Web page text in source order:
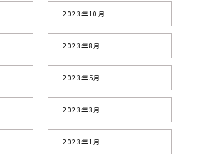
2023年10月
2023年8月
2023年5月
2023年3月
2023年1月